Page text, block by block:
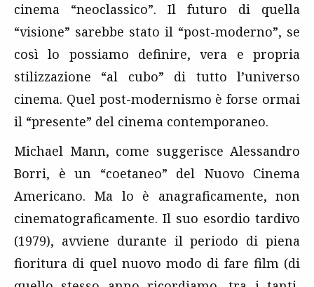
cinema “neoclassico”. Il futuro di quella
“visione” sarebbe stato il “post-moderno”, se
così lo possiamo definire, vera e propria
stilizzazione “al cubo” di tutto l’universo
cinema. Quel post-modernismo è forse ormai
il “presente” del cinema contemporaneo.
Michael Mann, come suggerisce Alessandro
Borri, è un “coetaneo” del Nuovo Cinema
Americano. Ma lo è anagraficamente, non
cinematograficamente. Il suo esordio tardivo
(1979), avviene durante il periodo di piena
fioritura di quel nuovo modo di fare film (di